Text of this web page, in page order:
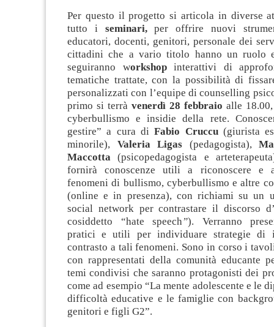
Per questo il progetto si articola in diverse
tutto i seminari,per offrire nuovi
educatori, docenti, genitori, personale dei
cittadini che a vario titolo hanno un ruolo
seguiranno workshopinterattivi di
tematiche trattate, con la possibilità di
personalizzati con l’equipe di counselling
primo si terrà venerdì 28 febbraio alle
cyberbullismo e insidie della rete.
gestire” a cura diFabio Cruccu(giurista
minorile), Valeria Ligas (pedagogista),
Maccotta (psicopedagogista e
fornirà conoscenze utili a riconoscere e
fenomeni di bullismo, cyberbullismo e altre
(online e in presenza), con richiami su un
social network per contrastare il discorso
cosiddetto “hate speech”). Verranno
pratici e utili per individuare strategie di
contrasto a tali fenomeni. Sono in corso i
con rappresentati della comunità educante
temi condivisi che saranno protagonisti dei
come ad esempio “La mente adolescente e le
difficoltà educative e le famiglie con
genitori e figli G2”.